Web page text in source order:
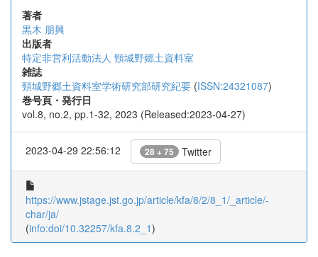
著者
黒木 朋興
出版者
特定非営利活動法人 頸城野郷土資料室
雑誌
頸城野郷土資料室学術研究部研究紀要 (ISSN:24321087)
巻号頁・発行日
vol.8, no.2, pp.1-32, 2023 (Released:2023-04-27)
2023-04-29 22:56:12 28 + 75 Twitter
https://www.jstage.jst.go.jp/article/kfa/8/2/8_1/_article/-
char/ja/
(info:doi/10.32257/kfa.8.2_1)